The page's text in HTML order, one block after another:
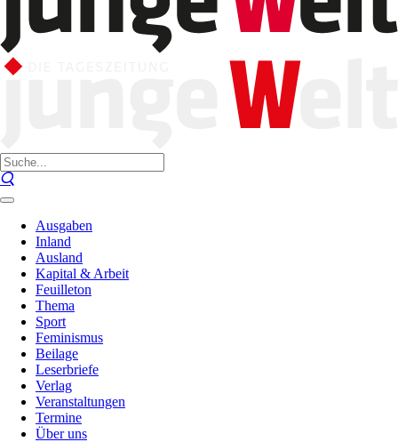
Ausgaben
Inland
Ausland
Kapital & Arbeit
Feuilleton
Thema
Sport
Feminismus
Beilage
Leserbriefe
Verlag
Veranstaltungen
Termine
Über uns